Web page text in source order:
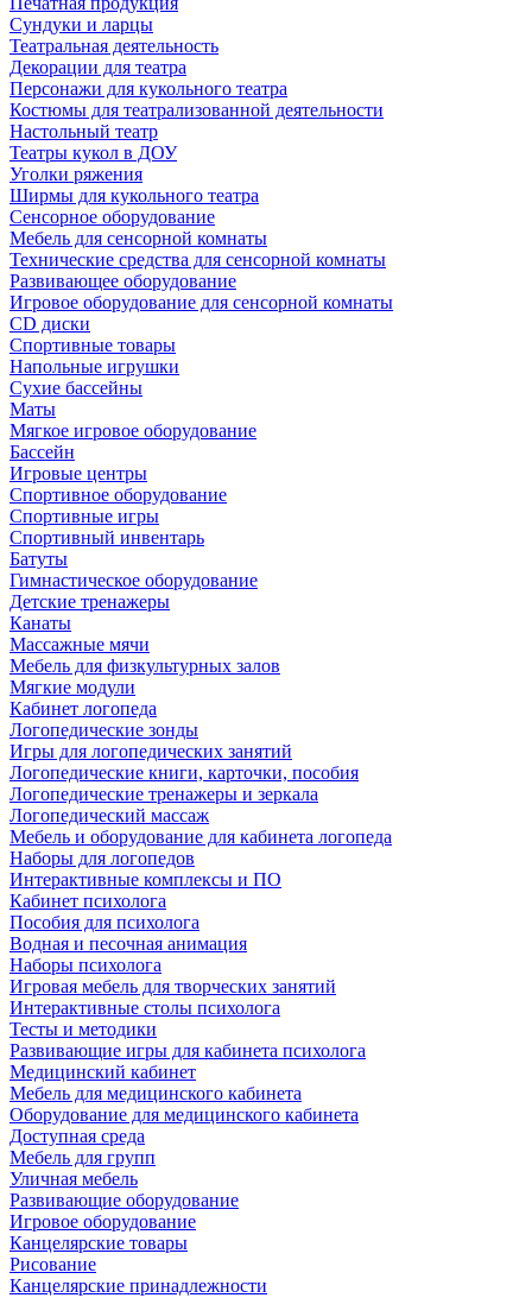
Сундуки и ларцы
Театральная деятельность
Декорации для театра
Персонажи для кукольного театра
Костюмы для театрализованной деятельности
Настольный театр
Театры кукол в ДОУ
Уголки ряжения
Ширмы для кукольного театра
Сенсорное оборудование
Мебель для сенсорной комнаты
Технические средства для сенсорной комнаты
Развивающее оборудование
Игровое оборудование для сенсорной комнаты
CD диски
Спортивные товары
Напольные игрушки
Сухие бассейны
Маты
Мягкое игровое оборудование
Бассейн
Игровые центры
Спортивное оборудование
Спортивные игры
Спортивный инвентарь
Батуты
Гимнастическое оборудование
Детские тренажеры
Канаты
Массажные мячи
Мебель для физкультурных залов
Мягкие модули
Кабинет логопеда
Логопедические зонды
Игры для логопедических занятий
Логопедические книги, карточки, пособия
Логопедические тренажеры и зеркала
Логопедический массаж
Мебель и оборудование для кабинета логопеда
Наборы для логопедов
Интерактивные комплексы и ПО
Кабинет психолога
Пособия для психолога
Водная и песочная анимация
Наборы психолога
Игровая мебель для творческих занятий
Интерактивные столы психолога
Тесты и методики
Развивающие игры для кабинета психолога
Медицинский кабинет
Мебель для медицинского кабинета
Оборудование для медицинского кабинета
Доступная среда
Мебель для групп
Уличная мебель
Развивающие оборудование
Игровое оборудование
Канцелярские товары
Рисование
Канцелярские принадлежности